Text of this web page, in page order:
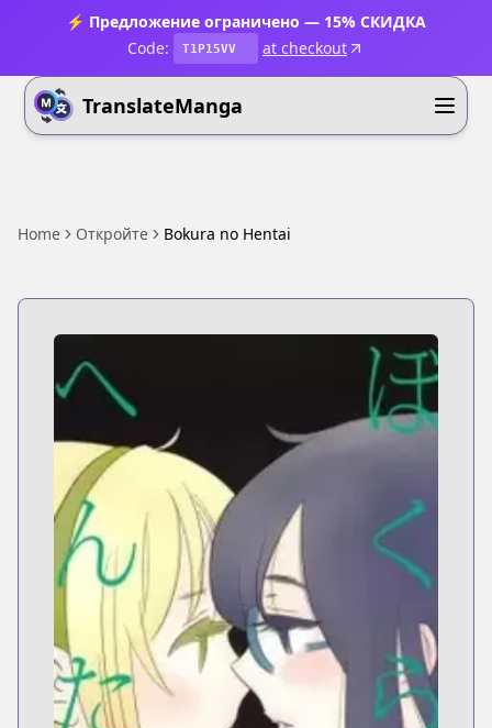
⚡ Предложение ограничено — 15% СКИДКА
Code:
T1P15VV at checkout
TranslateManga
Home Откройте Bokura no Hentai